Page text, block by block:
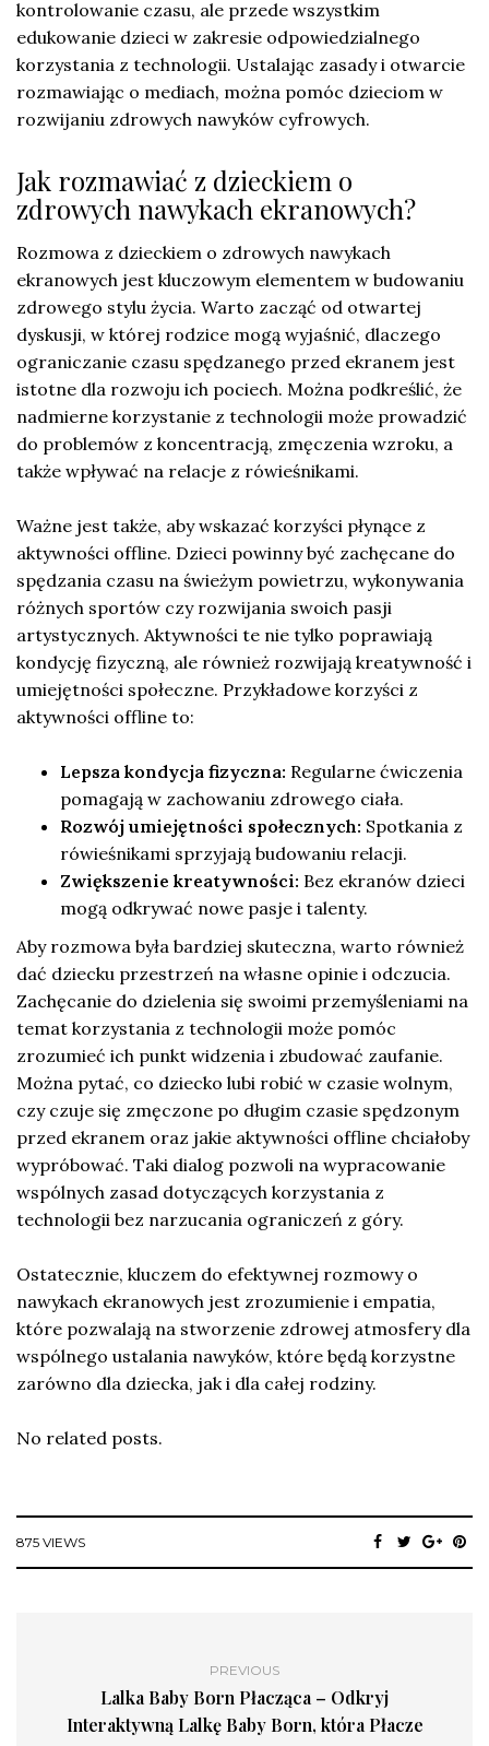
kontrolowanie czasu, ale przede wszystkim
edukowanie dzieci w zakresie odpowiedzialnego
korzystania z technologii. Ustalając zasady i otwarcie
rozmawiając o mediach, można pomóc dzieciom w
rozwijaniu zdrowych nawyków cyfrowych.
Jak rozmawiać z dzieckiem o
zdrowych nawykach ekranowych?
Rozmowa z dzieckiem o zdrowych nawykach
ekranowych jest kluczowym elementem w budowaniu
zdrowego stylu życia. Warto zacząć od otwartej
dyskusji, w której rodzice mogą wyjaśnić, dlaczego
ograniczanie czasu spędzanego przed ekranem jest
istotne dla rozwoju ich pociech. Można podkreślić, że
nadmierne korzystanie z technologii może prowadzić
do problemów z koncentracją, zmęczenia wzroku, a
także wpływać na relacje z rówieśnikami.
Ważne jest także, aby wskazać korzyści płynące z
aktywności offline. Dzieci powinny być zachęcane do
spędzania czasu na świeżym powietrzu, wykonywania
różnych sportów czy rozwijania swoich pasji
artystycznych. Aktywności te nie tylko poprawiają
kondycję fizyczną, ale również rozwijają kreatywność i
umiejętności społeczne. Przykładowe korzyści z
aktywności offline to:
Lepsza kondycja fizyczna: Regularne ćwiczenia
pomagają w zachowaniu zdrowego ciała.
Rozwój umiejętności społecznych: Spotkania z
rówieśnikami sprzyjają budowaniu relacji.
Zwiększenie kreatywności: Bez ekranów dzieci
mogą odkrywać nowe pasje i talenty.
Aby rozmowa była bardziej skuteczna, warto również
dać dziecku przestrzeń na własne opinie i odczucia.
Zachęcanie do dzielenia się swoimi przemyśleniami na
temat korzystania z technologii może pomóc
zrozumieć ich punkt widzenia i zbudować zaufanie.
Można pytać, co dziecko lubi robić w czasie wolnym,
czy czuje się zmęczone po długim czasie spędzonym
przed ekranem oraz jakie aktywności offline chciałoby
wypróbować. Taki dialog pozwoli na wypracowanie
wspólnych zasad dotyczących korzystania z
technologii bez narzucania ograniczeń z góry.
Ostatecznie, kluczem do efektywnej rozmowy o
nawykach ekranowych jest zrozumienie i empatia,
które pozwalają na stworzenie zdrowej atmosfery dla
wspólnego ustalania nawyków, które będą korzystne
zarówno dla dziecka, jak i dla całej rodziny.
No related posts.
875 VIEWS
PREVIOUS
Lalka Baby Born Płacząca – Odkryj
Interaktywną Lalkę Baby Born, która Płacze